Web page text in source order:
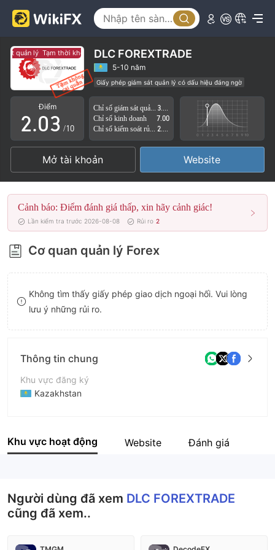
quản lý Tạm thời không có giám sát quản lý
DLC FOREXTRADE
5-10 năm
Giấy phép giám sát quản lý có dấu hiệu đáng ngờ
Lĩnh vực nghiệp vụ đáng ngờ
Nguy cơ rủi ro cao
Điểm
0
1
2
3
4
5
6
7
8
9
.0
1
2
3
4
5
6
7
8
0
1
2
3
4
5
6
7
8
9
/10
Chỉ số kinh doanh
7.00
Mở tài khoản Website
Cảnh báo: Điểm đánh giá thấp, xin hãy cảnh giác!
Lần kiểm tra trước 2026-08-08 Rủi ro 2
Cơ quan quản lý Forex
Không tìm thấy giấy phép giao dịch ngoại hối. Vui lòng
lưu ý những rủi ro.
Thông tin chung
Khu vực đăng ký
Kazakhstan
Tên công ty
Khu vực hoạt động Website Đánh giá
Người dùng đã xem DLC FOREXTRADE
cũng đã xem..